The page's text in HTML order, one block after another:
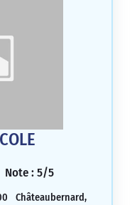
Note : 5/5
Châteaubernard,